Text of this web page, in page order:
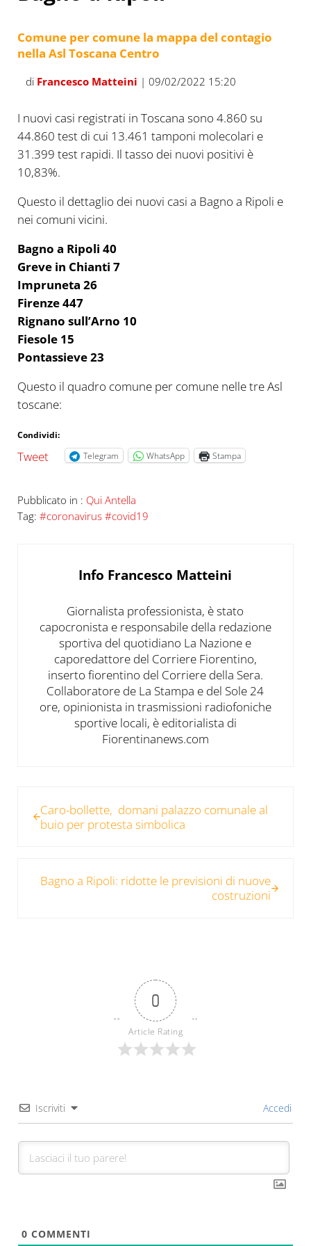
Comune per comune la mappa del contagio
nella Asl Toscana Centro
di Francesco Matteini | 09/02/2022 15:20
I nuovi casi registrati in Toscana sono 4.860 su
44.860 test di cui 13.461 tamponi molecolari e
31.399 test rapidi. Il tasso dei nuovi positivi è
10,83%.
Questo il dettaglio dei nuovi casi a Bagno a Ripoli e
nei comuni vicini.
Bagno a Ripoli 40
Greve in Chianti 7
Impruneta 26
Firenze 447
Rignano sull’Arno 10
Fiesole 15
Pontassieve 23
Questo il quadro comune per comune nelle tre Asl
toscane:
Condividi:
Tweet Telegram WhatsApp Stampa
Pubblicato in : Qui Antella
Tag: #coronavirus #covid19
Info Francesco Matteini
Giornalista professionista, è stato
capocronista e responsabile della redazione
sportiva del quotidiano La Nazione e
caporedattore del Corriere Fiorentino,
inserto fiorentino del Corriere della Sera.
Collaboratore de La Stampa e del Sole 24
ore, opinionista in trasmissioni radiofoniche
sportive locali, è editorialista di
Fiorentinanews.com
Caro-bollette, domani palazzo comunale al
buio per protesta simbolica
Bagno a Ripoli: ridotte le previsioni di nuove
costruzioni
0
Article Rating
Iscriviti Accedi
0 COMMENTI